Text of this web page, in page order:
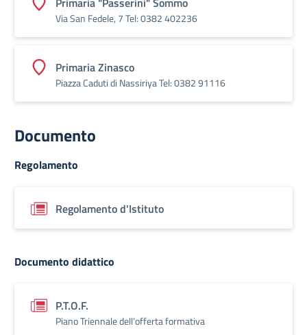
Via San Fedele, 7 Tel: 0382 402236
Primaria Zinasco
Piazza Caduti di Nassiriya Tel: 0382 91116
Documento
Regolamento
Regolamento d'Istituto
Documento didattico
P.T.O.F.
Piano Triennale dell’offerta formativa